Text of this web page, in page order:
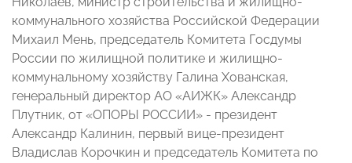
коммунального хозяйства Российской Федерации
Михаил Мень, председатель Комитета Госдумы
России по жилищной политике и жилищно-
коммунальному хозяйству Галина Хованская,
генеральный директор АО «АИЖК» Александр
Плутник, от «ОПОРЫ РОССИИ» - президент
Александр Калинин, первый вице-президент
Владислав Корочкин и председатель Комитета по